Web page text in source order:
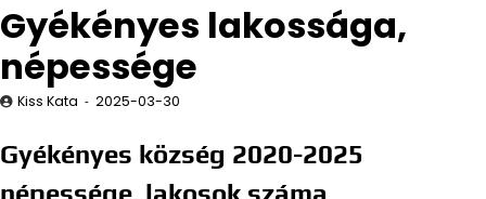
Gyékényes lakossága,
népessége
Kiss Kata 2025-03-30
Gyékényes község 2020-2025
népessége, lakosok száma